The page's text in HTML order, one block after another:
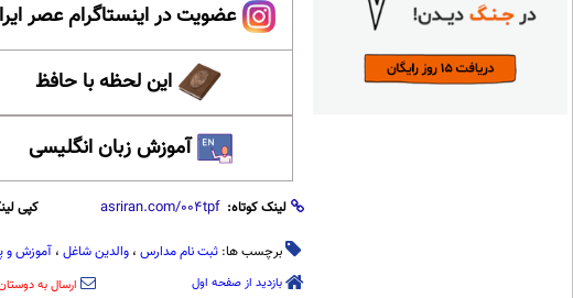
عضویت در اینستاگرام عصر
این لحظه با حافظ
آموزش زبان انگلیسی
لینک کوتاه: کپی
برچسب ها: ثبت نام مدارس ، والدین شاغل ، آموزش و
بازدید از صفحه اول ارسال به